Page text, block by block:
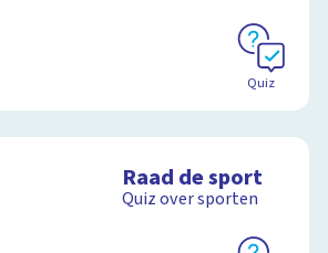
Quiz
Raad de sport
Quiz over sporten